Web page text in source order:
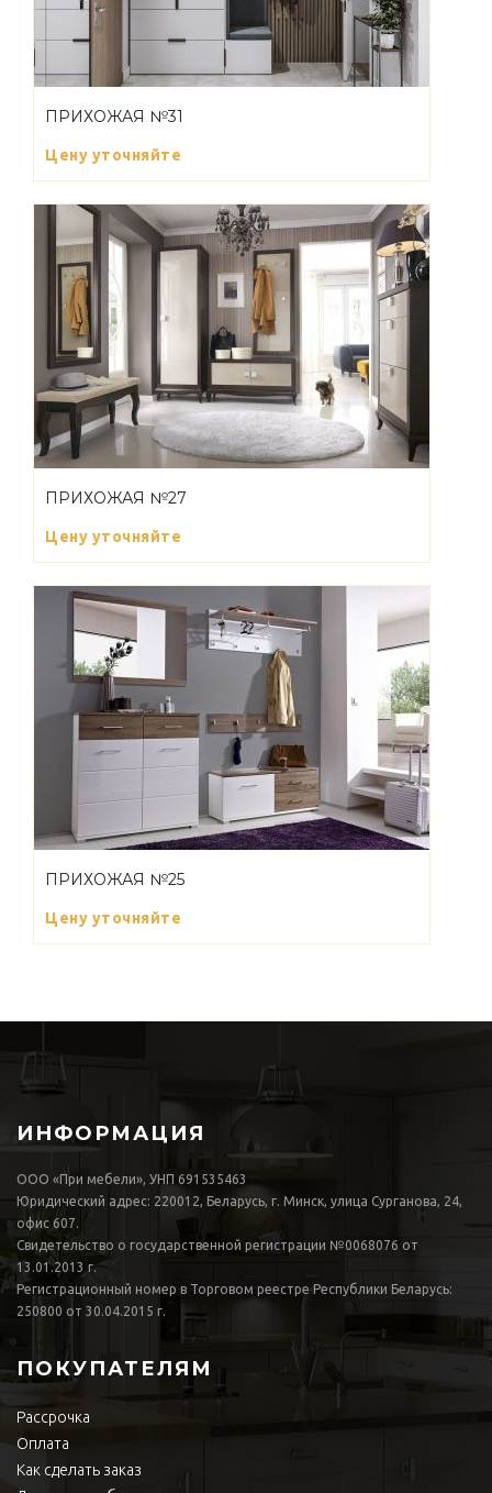
ПРИХОЖАЯ №31
Цену уточняйте
ПРИХОЖАЯ №27
Цену уточняйте
ПРИХОЖАЯ №25
Цену уточняйте
ИНФОРМАЦИЯ
ООО «При мебели», УНП 691535463
Юридический адрес: 220012, Беларусь, г. Минск, улица Сурганова, 24,
офис 607.
Свидетельство о государственной регистрации №0068076 от
13.01.2013 г.
Регистрационный номер в Торговом реестре Республики Беларусь:
250800 от 30.04.2015 г.
ПОКУПАТЕЛЯМ
Рассрочка
Оплата
Как сделать заказ